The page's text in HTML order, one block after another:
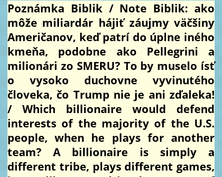
Poznámka Biblik / Note Biblik: ako
môže miliardár hájiť záujmy väčšiny
Američanov, keď patrí do úplne iného
kmeňa, podobne ako Pellegrini a
milionári zo SMERU? To by muselo ísť
o vysoko duchovne vyvinutého
človeka, čo Trump nie je ani zďaleka!
/ Which billionaire would defend
interests of the majority of the U.S.
people, when he plays for another
team? A billionaire is simply a
different tribe, plays different games,